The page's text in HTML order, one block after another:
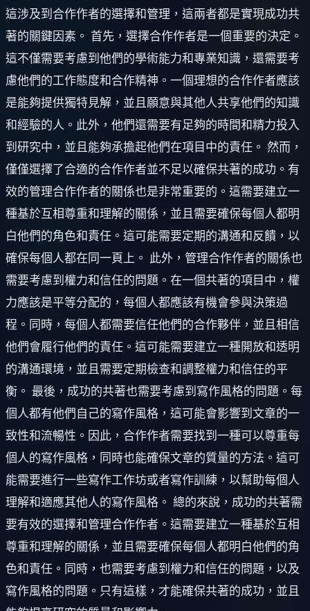
這涉及到合作作者的選擇和管理，這兩者都是實現成功共
著的關鍵因素。 首先，選擇合作作者是一個重要的決定。
這不僅需要考慮到他們的學術能力和專業知識，還需要考
慮他們的工作態度和合作精神。一個理想的合作作者應該
是能夠提供獨特見解，並且願意與其他人共享他們的知識
和經驗的人。此外，他們還需要有足夠的時間和精力投入
到研究中，並且能夠承擔起他們在項目中的責任。 然而，
僅僅選擇了合適的合作作者並不足以確保共著的成功。有
效的管理合作作者的關係也是非常重要的。這需要建立一
種基於互相尊重和理解的關係，並且需要確保每個人都明
白他們的角色和責任。這可能需要定期的溝通和反饋，以
確保每個人都在同一頁上。 此外，管理合作作者的關係也
需要考慮到權力和信任的問題。在一個共著的項目中，權
力應該是平等分配的，每個人都應該有機會參與決策過
程。同時，每個人都需要信任他們的合作夥伴，並且相信
他們會履行他們的責任。這可能需要建立一種開放和透明
的溝通環境，並且需要定期檢查和調整權力和信任的平
衡。 最後，成功的共著也需要考慮到寫作風格的問題。每
個人都有他們自己的寫作風格，這可能會影響到文章的一
致性和流暢性。因此，合作作者需要找到一種可以尊重每
個人的寫作風格，同時也能確保文章的質量的方法。這可
能需要進行一些寫作工作坊或者寫作訓練，以幫助每個人
理解和適應其他人的寫作風格。 總的來說，成功的共著需
要有效的選擇和管理合作作者。這需要建立一種基於互相
尊重和理解的關係，並且需要確保每個人都明白他們的角
色和責任。同時，也需要考慮到權力和信任的問題，以及
寫作風格的問題。只有這樣，才能確保共著的成功，並且